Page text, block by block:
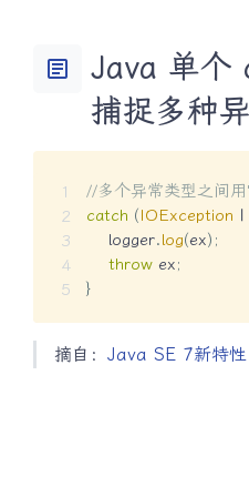
article
Java 单个
捕捉多种
//多个异常类型之间
catch (IOException |
    logger
.log(ex) ;
throw ex;
}
摘自： Java SE 7新特